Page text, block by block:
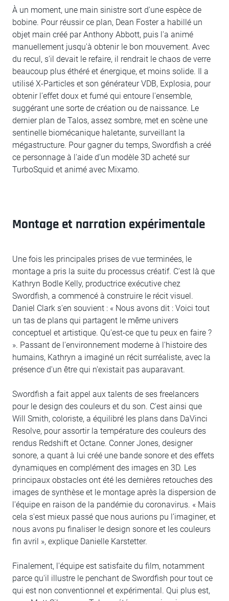
À un moment, une main sinistre sort d'une espèce de
bobine. Pour réussir ce plan, Dean Foster a habillé un
objet main créé par Anthony Abbott, puis l'a animé
manuellement jusqu'à obtenir le bon mouvement. Avec
du recul, s'il devait le refaire, il rendrait le chaos de verre
beaucoup plus éthéré et énergique, et moins solide. Il a
utilisé X-Particles et son générateur VDB, Explosia, pour
obtenir l'effet doux et fumé qui entoure l'ensemble,
suggérant une sorte de création ou de naissance. Le
dernier plan de Talos, assez sombre, met en scène une
sentinelle biomécanique haletante, surveillant la
mégastructure. Pour gagner du temps, Swordfish a créé
ce personnage à l'aide d'un modèle 3D acheté sur
TurboSquid et animé avec Mixamo.
Montage et narration expérimentale
Une fois les principales prises de vue terminées, le
montage a pris la suite du processus créatif. C'est là que
Kathryn Bodle Kelly, productrice exécutive chez
Swordfish, a commencé à construire le récit visuel.
Daniel Clark s'en souvient : « Nous avons dit : Voici tout
un tas de plans qui partagent le même univers
conceptuel et artistique. Qu'est-ce que tu peux en faire ?
». Passant de l'environnement moderne à l'histoire des
humains, Kathryn a imaginé un récit surréaliste, avec la
présence d'un être qui n'existait pas auparavant.
Swordfish a fait appel aux talents de ses freelancers
pour le design des couleurs et du son. C'est ainsi que
Will Smith, coloriste, a équilibré les plans dans DaVinci
Resolve, pour assortir la température des couleurs des
rendus Redshift et Octane. Conner Jones, designer
sonore, a quant à lui créé une bande sonore et des effets
dynamiques en complément des images en 3D. Les
principaux obstacles ont été les dernières retouches des
images de synthèse et le montage après la dispersion de
l'équipe en raison de la pandémie du coronavirus. « Mais
cela s'est mieux passé que nous aurions pu l’imaginer, et
nous avons pu finaliser le design sonore et les couleurs
fin avril », explique Danielle Karstetter.
Finalement, l'équipe est satisfaite du film, notamment
parce qu'il illustre le penchant de Swordfish pour tout ce
qui est non conventionnel et expérimental. Qui plus est,